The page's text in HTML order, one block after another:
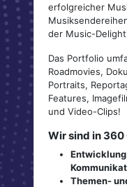
erfolgreicher
der Music-
Das Portfolio
Roadmovies,
Portraits,
Features,
und Video-Clips!
Wir sind in 360
Themen-